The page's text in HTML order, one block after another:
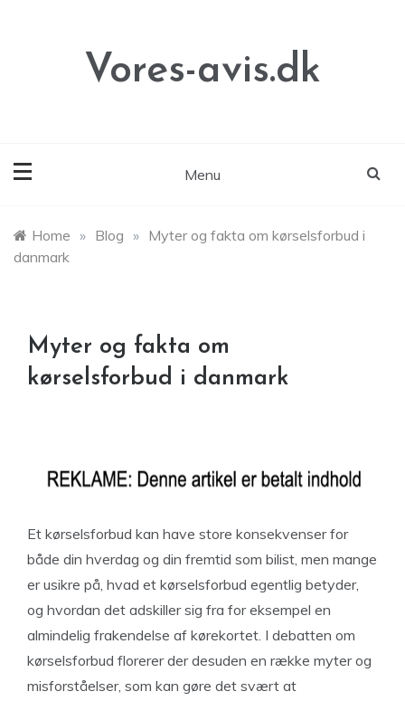
Vores-avis.dk
Menu
Home » Blog » Myter og fakta om kørselsforbud i
danmark
Myter og fakta om
kørselsforbud i danmark
Et kørselsforbud kan have store konsekvenser for
både din hverdag og din fremtid som bilist, men mange
er usikre på, hvad et kørselsforbud egentlig betyder,
og hvordan det adskiller sig fra for eksempel en
almindelig frakendelse af kørekortet. I debatten om
kørselsforbud florerer der desuden en række myter og
misforståelser, som kan gøre det svært at